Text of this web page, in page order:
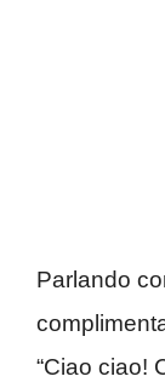
Parlando
“Ciao ciao!